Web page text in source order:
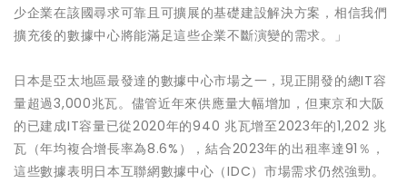
少企業在該國尋求可靠且可擴展的基礎建設解決方案，相信我們
擴充後的數據中心將能滿足這些企業不斷演變的需求。」
日本是亞太地區最發達的數據中心市場之一，現正開發的總IT容
量超過3,000兆瓦。儘管近年來供應量大幅增加，但東京和大阪
的已建成IT容量已從2020年的940 兆瓦增至2023年的1,202 兆
瓦（年均複合增長率為8.6%），結合2023年的出租率達91％，
這些數據表明日本互聯網數據中心（IDC）市場需求仍然強勁。